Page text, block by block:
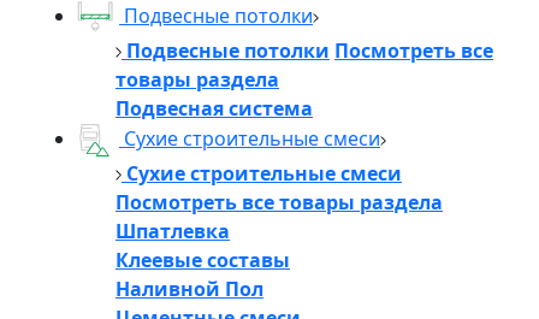
Подвесные потолки
Подвесные потолки Посмотреть все
товары раздела
Подвесная система
Сухие строительные смеси
Сухие строительные смеси
Посмотреть все товары раздела
Шпатлевка
Клеевые составы
Наливной Пол